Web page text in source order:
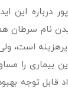
درباره این
نام سرطان
است،
بیماری را
قابل توجه